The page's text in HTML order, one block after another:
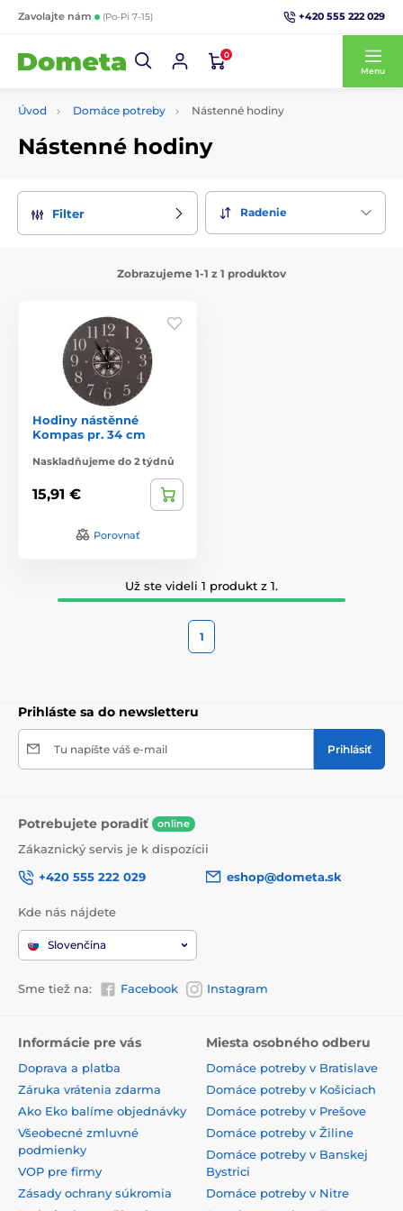
Zavolajte nám (Po-Pi 7-15) +420 555 222 029
0
Menu
Úvod Domáce potreby Nástenné hodiny
Nástenné hodiny
Filter Radenie
Zobrazujeme 1-1 z 1 produktov
Hodiny nástěnné
Kompas pr. 34 cm
Naskladňujeme do 2 týdnů
15,91 €
Porovnať
Už ste videli 1 produkt z 1.
1
Prihláste sa do newsletteru
Tu napíšte váš e-mail Prihlásiť
Potrebujete poradiť online
Zákaznický servis je k dispozícii
+420 555 222 029
eshop@dometa.sk
Kde nás nájdete
Slovenčina
Sme tiež na: Facebook Instagram
Informácie pre vás
Doprava a platba
Záruka vrátenia zdarma
Ako Eko balíme objednávky
Všeobecné zmluvné
podmienky
VOP pre firmy
Zásady ochrany súkromia
Miesta osobného odberu
Domáce potreby v Bratislave
Domáce potreby v Košiciach
Domáce potreby v Prešove
Domáce potreby v Žiline
Domáce potreby v Banskej
Bystrici
Domáce potreby v Nitre